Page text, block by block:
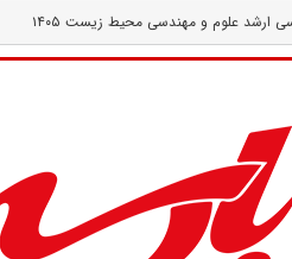
ارشد علوم و مهندسی محیط زیست ۱۴۰۵